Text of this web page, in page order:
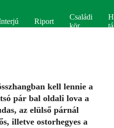
Riport
Családi
kör
kell lennie a
pár bal oldali lova a
az elülső párnál
illetve ostorhegyes a